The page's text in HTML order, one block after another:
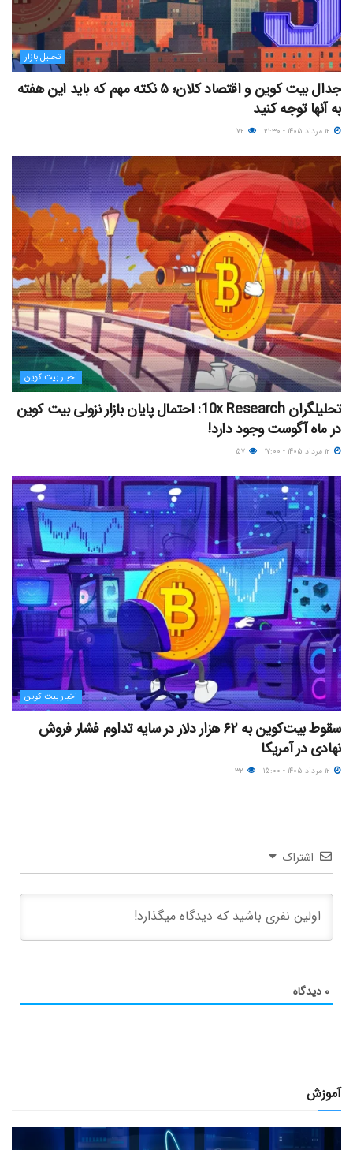
تحلیل بازار
جدال بیت کوین و اقتصاد کلان؛ ۵ نکته مهم که باید این هفته
به آنها توجه کنید
اخبار بیت کوین
تحلیلگران 10x Research: احتمال پایان بازار نزولی بیت کوین
در ماه آگوست وجود دارد!
اخبار بیت کوین
سقوط بیت‌کوین به ۶۲ هزار دلار در سایه تداوم فشار فروش
نهادی در آمریکا
اشتراک
۰ دیدگاه
آموزش